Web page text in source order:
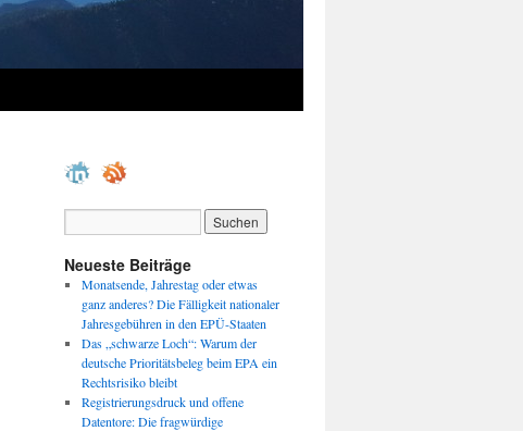
Neueste Beiträge
Monatsende, Jahrestag oder etwas
ganz anderes? Die Fälligkeit nationaler
Jahresgebühren in den EPÜ-Staaten
Das „schwarze Loch“: Warum der
deutsche Prioritätsbeleg beim EPA ein
Rechtsrisiko bleibt
Registrierungsdruck und offene
Datentore: Die fragwürdige